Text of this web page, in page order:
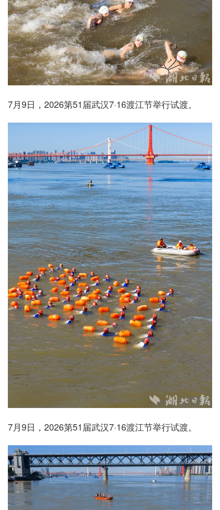
7月9日，2026第51届武汉7·16渡江节举行试渡。
7月9日，2026第51届武汉7·16渡江节举行试渡。